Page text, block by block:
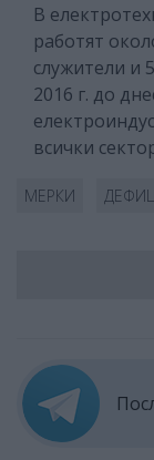
В
работят
служители и
2016 г. до
всички
МЕРКИ